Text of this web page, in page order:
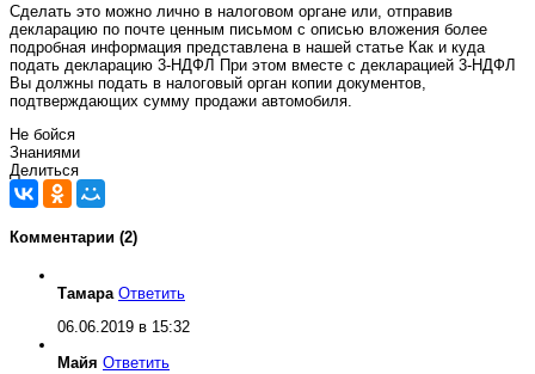
Сделать это можно лично в налоговом органе или, отправив
декларацию по почте ценным письмом с описью вложения более
подробная информация представлена в нашей статье Как и куда
подать декларацию 3-НДФЛ При этом вместе с декларацией 3-НДФЛ
Вы должны подать в налоговый орган копии документов,
подтверждающих сумму продажи автомобиля.
Не бойся
Знаниями
Делиться
Комментарии (2)
Тамара Ответить
06.06.2019 в 15:32
Майя Ответить